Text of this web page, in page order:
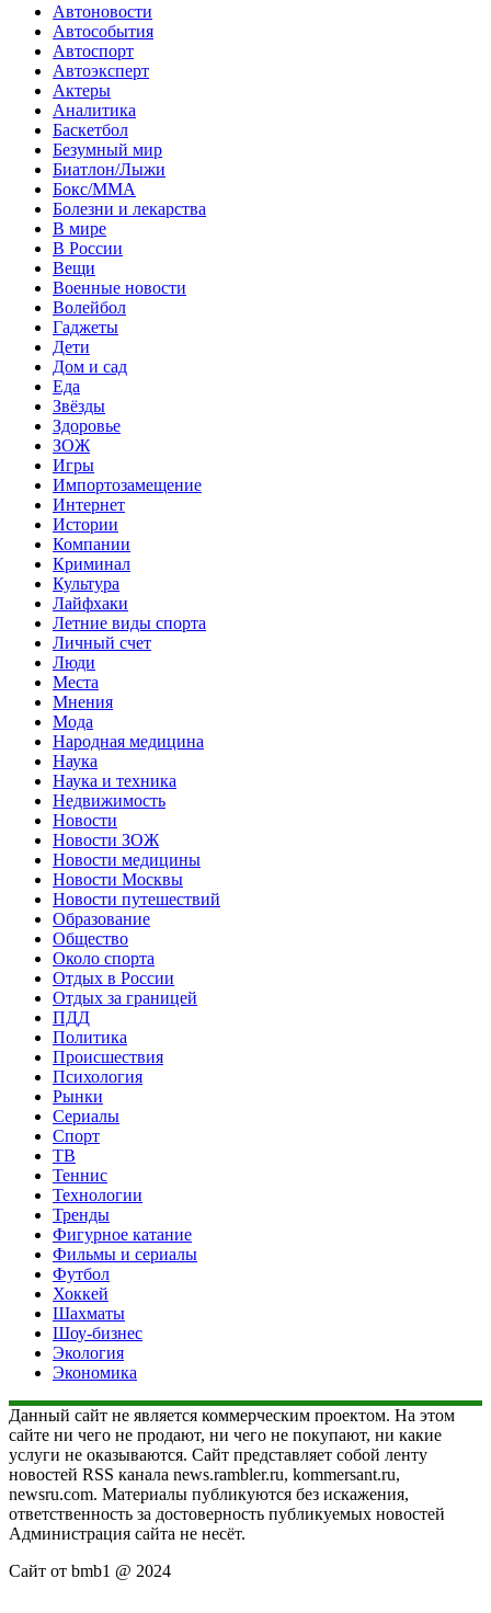
Автоновости
Автособытия
Автоспорт
Автоэксперт
Актеры
Аналитика
Баскетбол
Безумный мир
Биатлон/Лыжи
Бокс/MMA
Болезни и лекарства
В мире
В России
Вещи
Военные новости
Волейбол
Гаджеты
Дети
Дом и сад
Еда
Звёзды
Здоровье
ЗОЖ
Игры
Импортозамещение
Интернет
Истории
Компании
Криминал
Культура
Лайфхаки
Летние виды спорта
Личный счет
Люди
Места
Мнения
Мода
Народная медицина
Наука
Наука и техника
Недвижимость
Новости
Новости ЗОЖ
Новости медицины
Новости Москвы
Новости путешествий
Образование
Общество
Около спорта
Отдых в России
Отдых за границей
ПДД
Политика
Происшествия
Психология
Рынки
Сериалы
Спорт
ТВ
Теннис
Технологии
Тренды
Фигурное катание
Фильмы и сериалы
Футбол
Хоккей
Шахматы
Шоу-бизнес
Экология
Экономика
Данный сайт не является коммерческим проектом. На этом
сайте ни чего не продают, ни чего не покупают, ни какие
услуги не оказываются. Сайт представляет собой ленту
новостей RSS канала news.rambler.ru, kommersant.ru,
newsru.com. Материалы публикуются без искажения,
ответственность за достоверность публикуемых новостей
Администрация сайта не несёт.
Сайт от bmb1 @ 2024